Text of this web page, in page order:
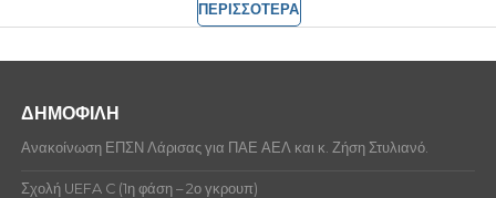
ΠΕΡΙΣΣΟΤΕΡΑ
ΔΗΜΟΦΙΛΗ
Ανακοίνωση ΕΠΣΝ Λάρισας για ΠΑΕ ΑΕΛ και κ. Ζήση Στυλιανό.
Σχολή UEFA C (1η φάση – 2ο γκρουπ)